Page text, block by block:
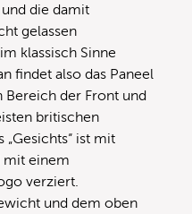
die damit
gelassen
klassisch Sinne
findet also das Paneel
Bereich der Front und
britischen
„Gesichts“ ist mit
mit einem
verziert.
und dem oben